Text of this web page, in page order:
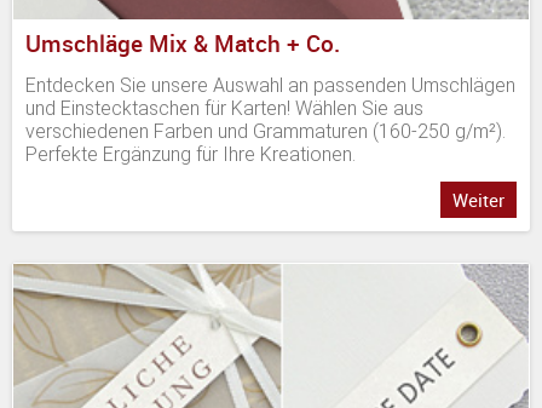
Umschläge Mix & Match + Co.
Entdecken Sie unsere Auswahl an passenden Umschlägen
und Einstecktaschen für Karten! Wählen Sie aus
verschiedenen Farben und Grammaturen (160-250 g/m²).
Perfekte Ergänzung für Ihre Kreationen.
Weiter